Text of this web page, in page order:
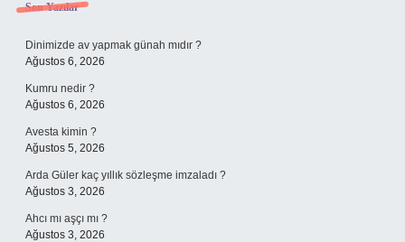
Sidebar
Son Yazılar
Dinimizde av yapmak günah mıdır ?
Ağustos 6, 2026
Kumru nedir ?
Ağustos 6, 2026
Avesta kimin ?
Ağustos 5, 2026
Arda Güler kaç yıllık sözleşme imzaladı ?
Ağustos 3, 2026
Ahcı mı aşçı mı ?
Ağustos 3, 2026